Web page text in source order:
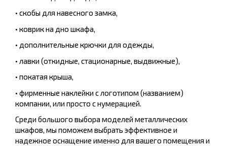
• скобы для навесного замка,
• коврик на дно шкафа,
• дополнительные крючки для одежды,
• лавки (откидные, стационарные, выдвижные),
• покатая крыша,
• фирменные наклейки с логотипом (названием)
компании, или просто с нумерацией.
Среди большого выбора моделей металлических
шкафов, мы поможем выбрать эффективное и
надежное оснащение именно для вашего помещения и